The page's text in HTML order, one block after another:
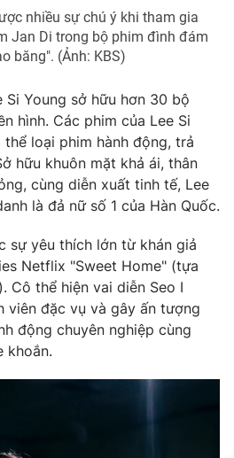
nhiều sự chú ý khi tham gia
Jan Di trong bộ phim đình đám
băng". (Ảnh: KBS)
Si Young sở hữu hơn 30 bộ
hình. Các phim của Lee Si
loại phim hành động, trả
hữu khuôn mặt khả ái, thân
cùng diễn xuất tinh tế, Lee
là đả nữ số 1 của Hàn Quốc.
sự yêu thích lớn từ khán giả
Netflix "Sweet Home" (tựa
Cô thể hiện vai diễn Seo I
viên đặc vụ và gây ấn tượng
động chuyên nghiệp cùng
khoắn.